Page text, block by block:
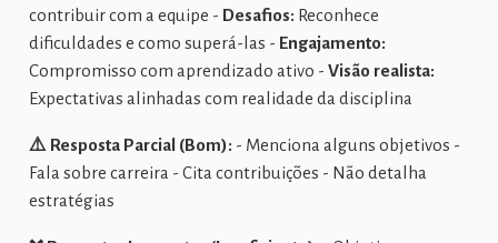
contribuir com a equipe - Desafios: Reconhece
dificuldades e como superá-las - Engajamento:
Compromisso com aprendizado ativo - Visão realista:
Expectativas alinhadas com realidade da disciplina
⚠️ Resposta Parcial (Bom): - Menciona alguns objetivos -
Fala sobre carreira - Cita contribuições - Não detalha
estratégias